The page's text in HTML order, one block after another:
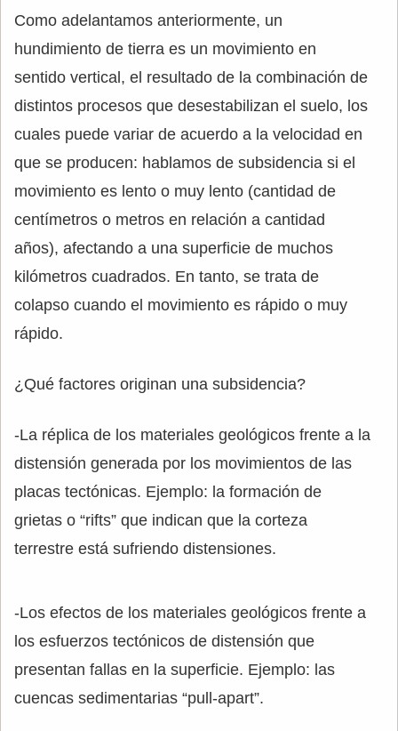
Como adelantamos anteriormente, un
hundimiento de tierra es un movimiento en
sentido vertical, el resultado de la combinación de
distintos procesos que desestabilizan el suelo, los
cuales puede variar de acuerdo a la velocidad en
que se producen: hablamos de subsidencia si el
movimiento es lento o muy lento (cantidad de
centímetros o metros en relación a cantidad
años), afectando a una superficie de muchos
kilómetros cuadrados. En tanto, se trata de
colapso cuando el movimiento es rápido o muy
rápido.
¿Qué factores originan una subsidencia?
-La réplica de los materiales geológicos frente a la
distensión generada por los movimientos de las
placas tectónicas. Ejemplo: la formación de
grietas o “rifts” que indican que la corteza
terrestre está sufriendo distensiones.
-Los efectos de los materiales geológicos frente a
los esfuerzos tectónicos de distensión que
presentan fallas en la superficie. Ejemplo: las
cuencas sedimentarias “pull-apart”.